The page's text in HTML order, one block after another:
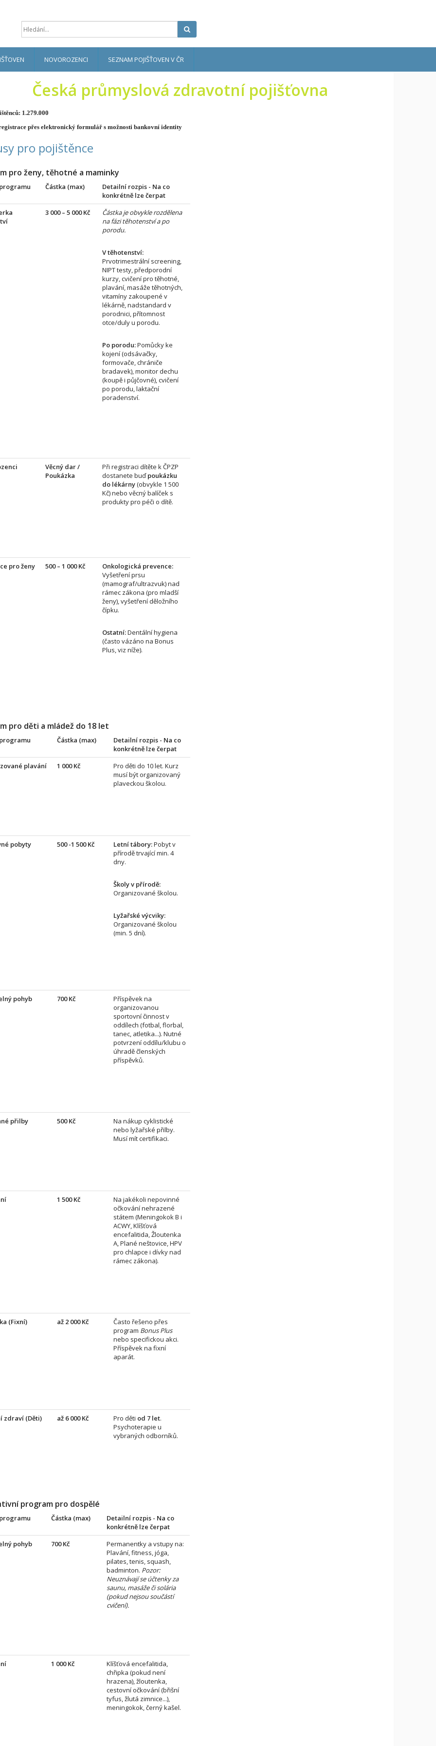
NOVOROZENCI SEZNAM POJIŠŤOVEN V ČR
Česká průmyslová zdravotní pojišťovna
1.279.000
přes elektronický formulář s možnosti bankovní identity
pro pojištěnce
pro ženy, těhotné a maminky
Částka (max)
Detailní rozpis - Na co
konkrétně lze čerpat
3 000 – 5 000 Kč
Částka je obvykle rozdělena
na fázi těhotenství a po
porodu.
V těhotenství:
Prvotrimestrální screening,
NIPT testy, předporodní
kurzy, cvičení pro těhotné,
plavání, masáže těhotných,
vitamíny zakoupené v
lékárně, nadstandard v
porodnici, přítomnost
otce/duly u porodu.
Po porodu:Pomůcky ke
kojení (odsávačky,
formovače, chrániče
bradavek), monitor dechu
(koupě i půjčovné), cvičení
po porodu, laktační
poradenství.
Věcný dar /
Poukázka
Při registraci dítěte k ČPZP
dostanete buďpoukázku
do lékárny(obvykle 1 500
Kč) nebo věcný balíček s
produkty pro péči o dítě.
pro ženy 500 – 1 000 Kč
Onkologická prevence:
Vyšetření prsu
(mamograf/ultrazvuk) nad
rámec zákona (pro mladší
ženy), vyšetření děložního
čípku.
Ostatní:Dentální hygiena
(často vázáno na Bonus
Plus, viz níže).
pro děti a mládež do 18 let
Částka (max)
Detailní rozpis - Na co
konkrétně lze čerpat
plavání
1 000 Kč
Pro děti do 10 let. Kurz
musí být organizovaný
plaveckou školou.
pobyty 500 -1 500 Kč Letní tábory:Pobyt v
přírodě trvající min. 4
dny.
Školy v přírodě:
Organizované školou.
Lyžařské výcviky:
Organizované školou
(min. 5 dní).
pohyb 700 Kč
Příspěvek na
organizovanou
sportovní činnost v
oddílech (fotbal, florbal,
tanec, atletika...). Nutné
potvrzení oddílu/klubu o
úhradě členských
příspěvků.
přilby 500 Kč
Na nákup cyklistické
nebo lyžařské přilby.
Musí mít certifikaci.
1 500 Kč
Na jakékoli nepovinné
očkování nehrazené
státem (Meningokok B i
ACWY, Klíšťová
encefalitida, Žloutenka
A, Plané neštovice, HPV
pro chlapce i dívky nad
rámec zákona).
(Fixní) až 2 000 Kč
Často řešeno přes
program Bonus Plus
nebo specifickou akci.
Příspěvek na fixní
aparát.
zdraví (Děti) až 6 000 Kč Pro děti od 7 let.
Psychoterapie u
vybraných odborníků.
program pro dospělé
Částka (max)
Detailní rozpis - Na co
konkrétně lze čerpat
pohyb
700 Kč
Permanentky a vstupy na:
Plavání, fitness, jóga,
pilates, tenis, squash,
badminton. Pozor:
Neuznávají se účtenky za
saunu, masáže či solária
(pokud nejsou součástí
cvičení).
1 000 Kč
Klíšťová encefalitida,
chřipka (pokud není
hrazena), žloutenka,
cestovní očkování (břišní
tyfus, žlutá zimnice...),
meningokok, černý kašel.